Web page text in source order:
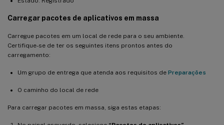
Carregar pacotes de aplicativos em massa
Carregue pacotes em um local de rede para o seu ambiente.
Certifique-se de ter os seguintes itens prontos antes do
carregamento:
Um grupo de entrega que atenda aos requisitos de Preparações
O caminho do local de rede
Para carregar pacotes em massa, siga estas etapas: